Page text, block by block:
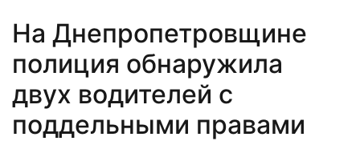
На Днепропетровщине
полиция обнаружила
двух водителей с
поддельными правами